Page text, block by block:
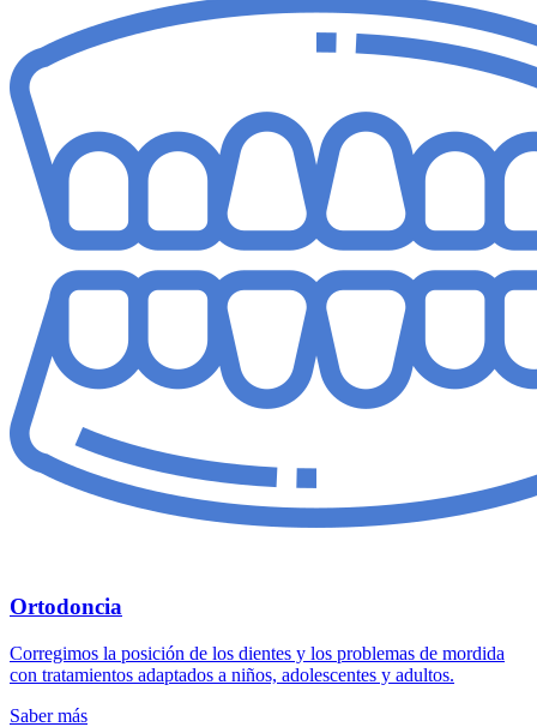
Ortodoncia
Corregimos la posición de los dientes y los problemas de mordida
con tratamientos adaptados a niños, adolescentes y adultos.
Saber más